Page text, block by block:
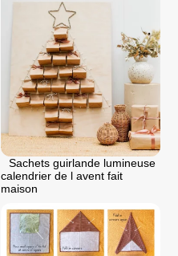
Sachets guirlande lumineuse
calendrier de l avent fait
maison